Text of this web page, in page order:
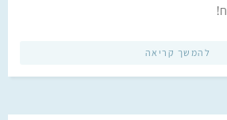
להמשך קריאה